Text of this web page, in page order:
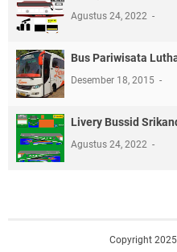
Agustus 24, 2022
Bus Pariwisata
Desember 18, 2015
Livery Bussid
Agustus 24, 2022
Copyright